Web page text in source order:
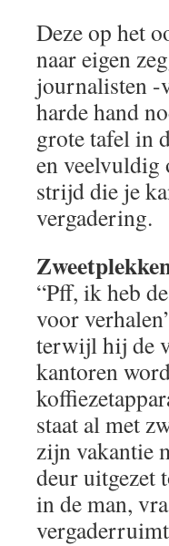
Deze op het
naar eigen
journalisten -
harde hand
grote tafel in
en veelvuldig
strijd die je
vergadering.
“Pff, ik heb
voor
terwijl hij de
kantoren
staat al met
zijn vakantie
deur uitgezet
in de man,